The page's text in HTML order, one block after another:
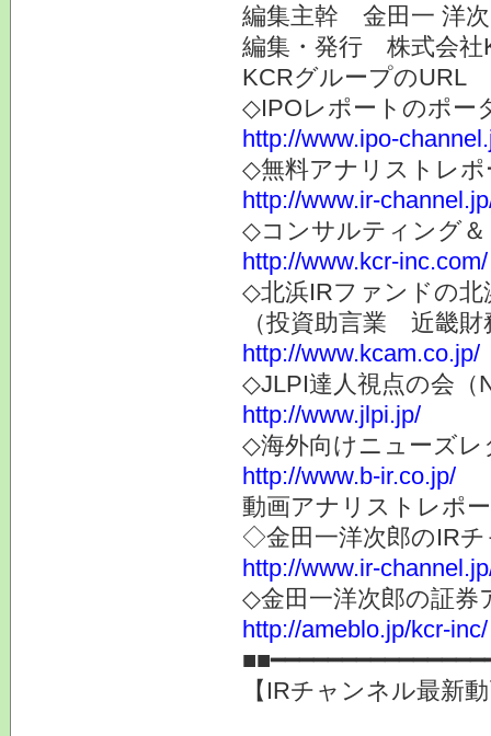
編集主幹 金田一 洋
編集・発行 株式会社
KCRグループのURL
◇IPOレポートのポー
http://www.ipo-
◇無料アナリストレ
http://www.ir-
◇コンサルティング＆
http://www.kcr-inc.com/
◇北浜IRファンドの北
（投資助言業 近畿財
http://www.kcam.co.jp/
◇JLPI達人視点の会（
http://www.jlpi.jp/
◇海外向けニューズレ
http://www.b-ir.co.jp/
動画アナリストレポ
◇金田一洋次郎のIR
http://www.ir-
◇金田一洋次郎の証券
http://ameblo.jp/kcr-inc/
【IRチャンネル最新